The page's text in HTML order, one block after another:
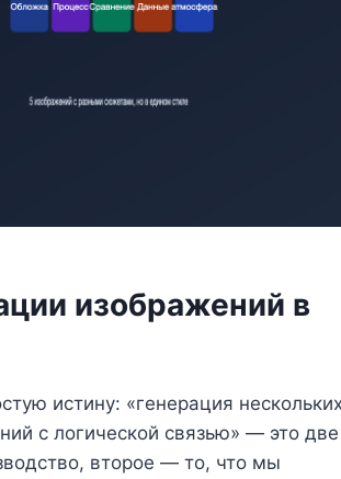
изображений в
истину: «генерация нескольких
с логической связью» — это две
второе — то, что мы